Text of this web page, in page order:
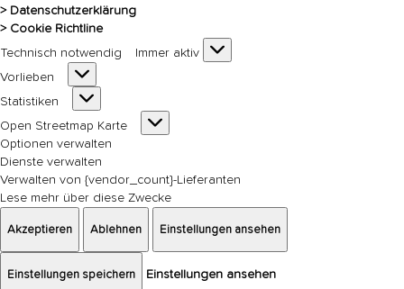
> Datenschutzerklärung
> Cookie Richtline
Technisch notwendig
Immer aktiv
Vorlieben
Vorlieben
Statistiken
Statistiken
Open Streetmap Karte
Open
Streetmap
Optionen verwalten
Dienste verwalten
Verwalten von {vendor_count}-Lieferanten
Lese mehr über diese Zwecke
Akzeptieren Ablehnen Einstellungen ansehen
Einstellungen speichern Einstellungen ansehen